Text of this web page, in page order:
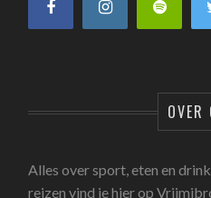
OVER
Alles over sport, eten en
reizen vind je hier op